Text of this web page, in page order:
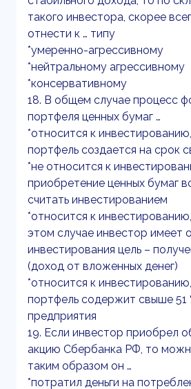
такого инвестора, скорее
отнести к … типу
*умеренно-агрессивному
*нейтральному агрессивному
*консервативному
18. В общем случае процесс
портфеля ценных бумаг …
*относится к
портфель создается на срок
*не относится к
приобретение ценных бумаг
считать инвестированием
*относится к
этом случае инвестор имеет
инвестирования цель –
(доход от вложенных денег)
*относится к
портфель содержит свыше 51
предприятия
19. Если инвестор приобрел
акцию Сбербанка РФ, то
таким образом он …
*потратил деньги на